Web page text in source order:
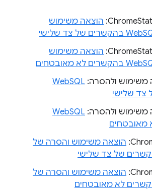
הוצאה משימוש
הוצאה משימוש
משימוש ולהסרה: WebSQL
צד שלישי
משימוש ולהסרה: WebSQL
מאובטחים
הוצאה משימוש והסרה של
הוצאה משימוש והסרה של